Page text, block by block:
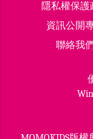
隱私權保護
資訊公開
聯絡我們